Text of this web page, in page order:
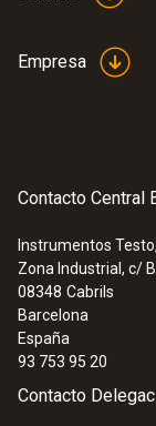
Empresa
Contacto Central
Instrumentos Testo,
Zona Industrial, c/
08348 Cabrils
Barcelona
España
93 753 95 20
Contacto